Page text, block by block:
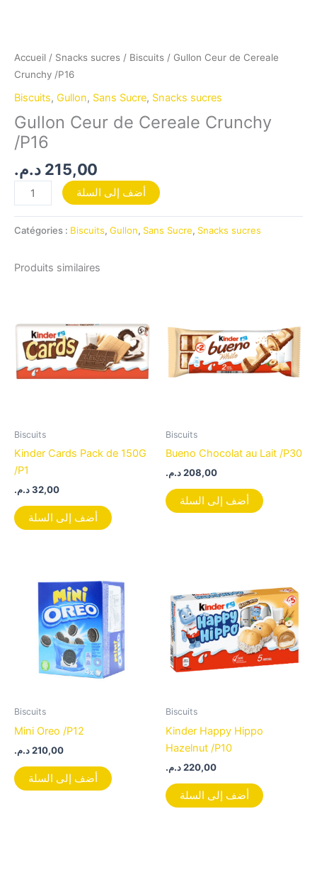
Accueil / Snacks sucres / Biscuits / Gullon Ceur de Cereale
Crunchy /P16
Biscuits, Gullon, Sans Sucre, Snacks sucres
Gullon Ceur de Cereale Crunchy
/P16
215,00 د.م.
أضف إلى السلة
Catégories : Biscuits, Gullon, Sans Sucre, Snacks sucres
Produits similaires
Biscuits
Kinder Cards Pack de 150G
/P1
32,00د.م.
أضف إلى السلة
Biscuits
Bueno Chocolat au Lait /P30
208,00د.م.
أضف إلى السلة
Biscuits
Mini Oreo /P12
210,00د.م.
أضف إلى السلة
Biscuits
Kinder Happy Hippo
Hazelnut /P10
220,00د.م.
أضف إلى السلة